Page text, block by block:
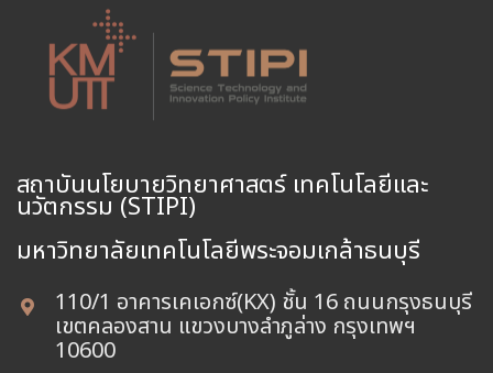
สถาบันนโยบายวิทยาศาสตร์ เทคโนโลยีและ
นวัตกรรม (STIPI)
110/1 อาคารเคเอกซ์(KX) ชั้น 16 ถนนกรุงธนบุรี
เขตคลองสาน แขวงบางลำภูล่าง กรุงเทพฯ
10600